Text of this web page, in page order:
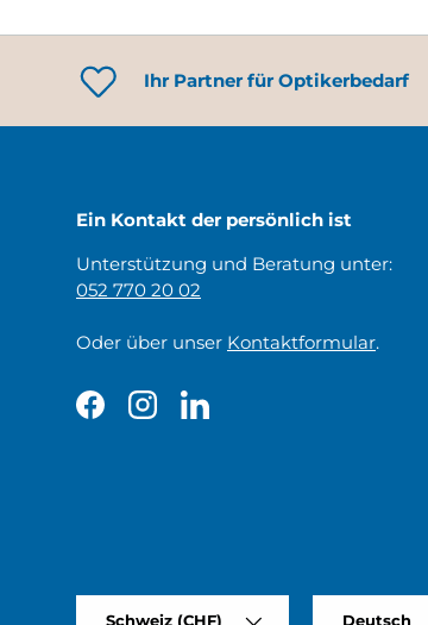
Ihr Partner für Optikerbedarf
Ein Kontakt der persönlich ist
Unterstützung und Beratung unter:
052 770 20 02
Oder über unser Kontaktformular.
FacebookInstagramLinkedIn
Schweiz (CHF) Deutsch